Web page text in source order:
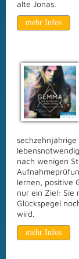
alte Jonas.
mehr Infos
nach wenigen
lernen, positive
nur ein Ziel: Sie
Glückspegel
wird.
mehr Infos